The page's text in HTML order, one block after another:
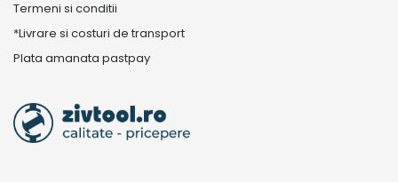
Termeni si conditii
*Livrare si costuri de transport
Plata amanata pastpay